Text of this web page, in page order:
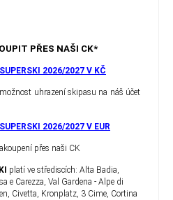
PŘES NAŠI CK*
2026/2027 V KČ
uhrazení skipasu na náš účet
2026/2027 V EUR
přes naši CK
platí ve střediscích: Alta Badia,
e Carezza, Val Gardena - Alpe di
Civetta, Kronplatz, 3 Cime, Cortina